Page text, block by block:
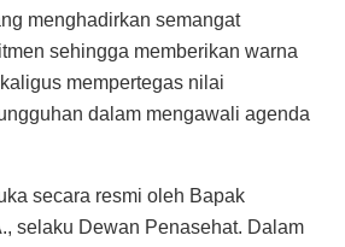
menghadirkan semangat
sehingga memberikan warna
mempertegas nilai
dalam mengawali agenda
secara resmi oleh Bapak
selaku Dewan Penasehat. Dalam